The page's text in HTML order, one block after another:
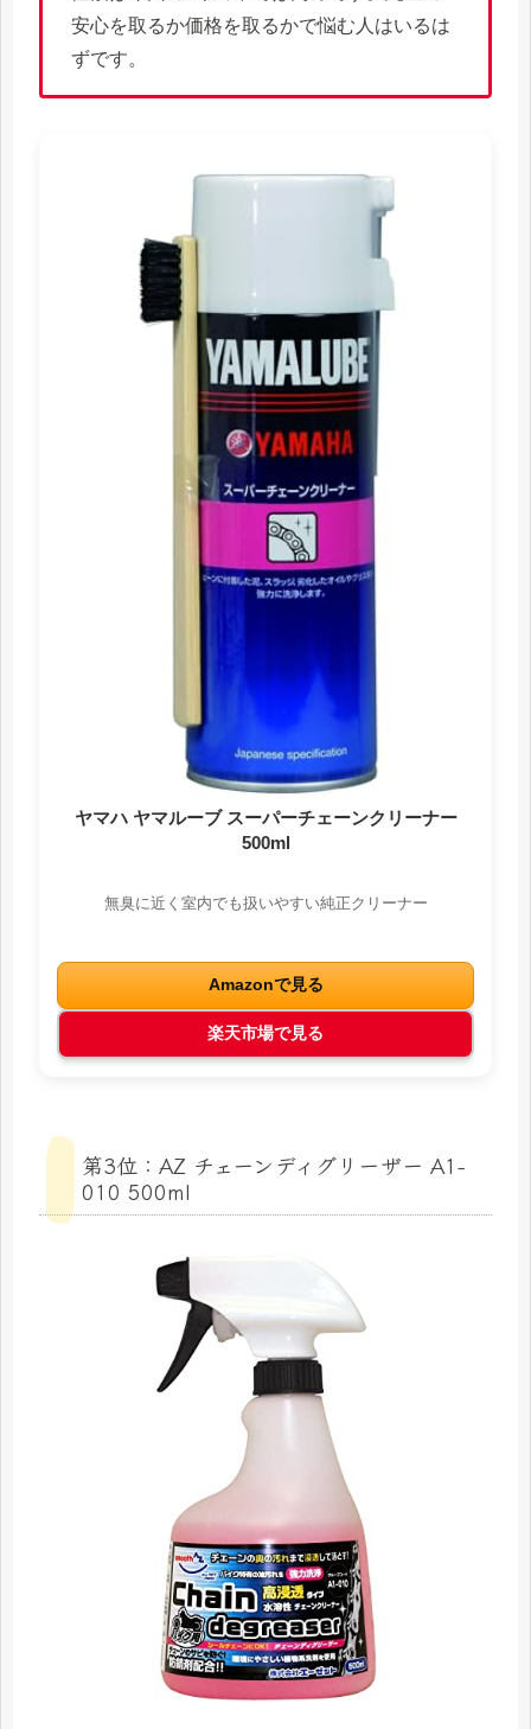
安心を取るか価格を取るかで悩む人はいるは
ずです。
ヤマハ ヤマルーブ スーパーチェーンクリーナー
500ml
無臭に近く室内でも扱いやすい純正クリーナー
Amazonで見る
楽天市場で見る
第3位：AZ チェーンディグリーザー A1-
010 500ml